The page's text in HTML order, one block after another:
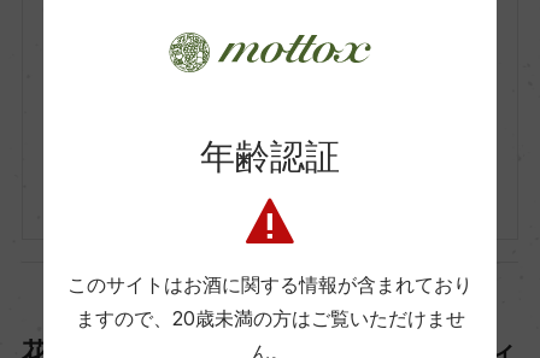
Santero F.lli & C. S.p.a.
ディーレ モスカート・ダスティ
750ml, 2,200 yen
花束を贈ろう♪味わいは濃厚フルボディ
年齢認証
このサイトはお酒に関する情報が含まれており
ますので、 20歳未満の方はご覧いただけませ
ん。